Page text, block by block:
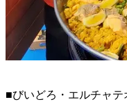
■びいどろ・エルチャ